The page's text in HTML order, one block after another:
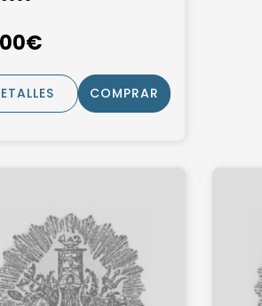
COMPRAR